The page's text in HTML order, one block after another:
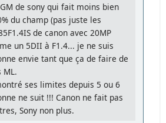
de sony qui fait moins bien
du champ (pas juste les
de canon avec 20MP
un 5DII à F1.4... je ne suis
envie tant que ça de faire de
ML.
ses limites depuis 5 ou 6
ne suit !!! Canon ne fait pas
Sony non plus.